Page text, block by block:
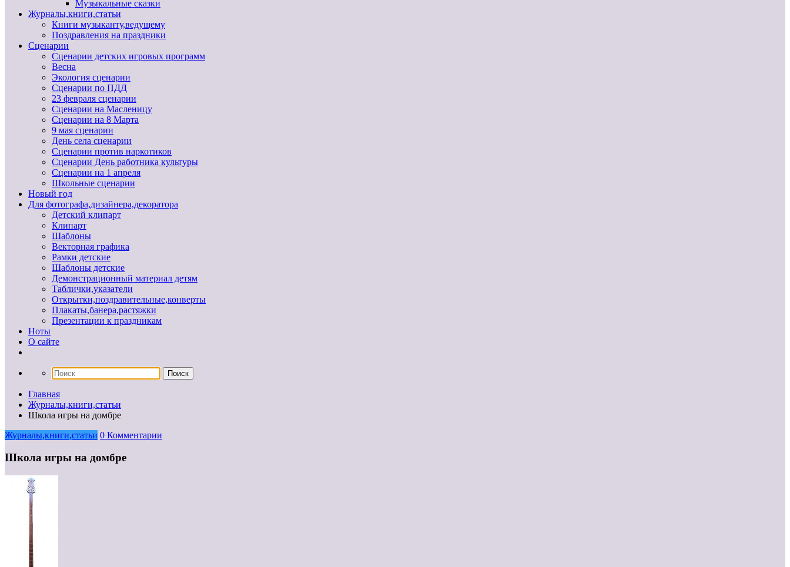
Музыкальные сказки
Журналы,книги,статьи
Книги музыканту,ведущему
Поздравления на праздники
Сценарии
Сценарии детских игровых программ
Весна
Экология сценарии
Сценарии по ПДД
23 февраля сценарии
Сценарии на Масленицу
Сценарии на 8 Марта
9 мая сценарии
День села сценарии
Сценарии против наркотиков
Сценарии День работника культуры
Сценарии на 1 апреля
Школьные сценарии
Новый год
Для фотографа,дизайнера,декоратора
Детский клипарт
Клипарт
Шаблоны
Векторная графика
Рамки детские
Шаблоны детские
Демонстрационный материал детям
Таблички,указатели
Открытки,поздравительные,конверты
Плакаты,банера,растяжки
Презентации к праздникам
Ноты
О сайте
Главная
Журналы,книги,статьи
Школа игры на домбре
Журналы,книги,статьи 0 Комментарии
Школа игры на домбре